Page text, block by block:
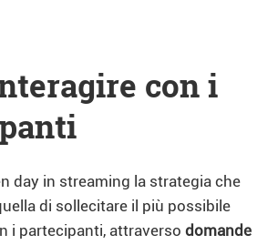
con i
day in streaming la strategia che
di sollecitare il più possibile
i partecipanti, attraverso domande